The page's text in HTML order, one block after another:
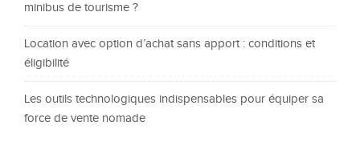
minibus de tourisme ?
Location avec option d’achat sans apport : conditions et
éligibilité
Les outils technologiques indispensables pour équiper sa
force de vente nomade